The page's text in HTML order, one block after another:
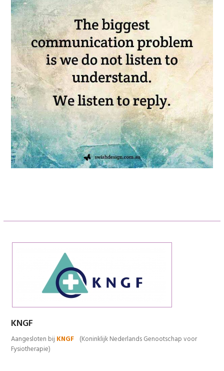
KNGF
Aangesloten bij KNGF (Koninklijk Nederlands Genootschap voor
Fysiotherapie)